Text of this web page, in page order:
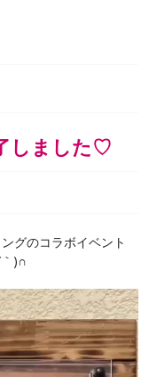
しました♡
グのコラボイベント
)∩